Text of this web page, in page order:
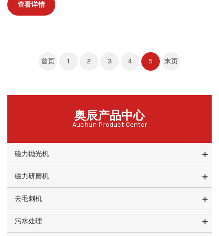
查看详情
首页 1 2 3 4 5 末页
奥辰产品中心
Auchun Product Center
磁力抛光机
磁力研磨机
去毛刺机
污水处理